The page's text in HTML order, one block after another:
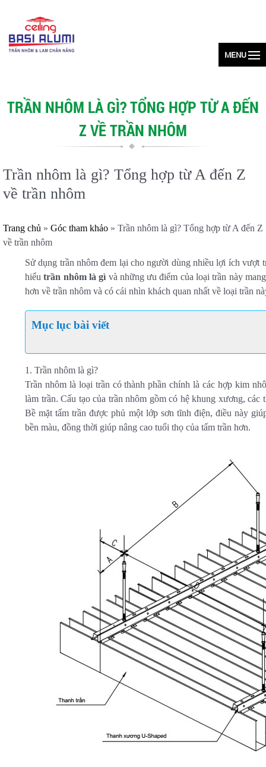
MENU
TRẦN NHÔM LÀ GÌ? TỔNG HỢP TỪ A ĐẾN
Z VỀ TRẦN NHÔM
Trần nhôm là gì? Tổng hợp từ A đến Z
về trần nhôm
Trang chủ » Góc tham khảo » Trần nhôm là gì? Tổng hợp từ A đến Z
về trần nhôm
Sử dụng trần nhôm đem lại cho người dùng nhiều lợi ích vượt
hiểutrần nhôm là gì và những ưu điểm của loại trần này
hơn về trần nhôm và có cái nhìn khách quan nhất về loại trần
Mục lục bài viết
1. Trần nhôm là gì?
Trần nhôm là loại trần có thành phần chính là các hợp kim
làm trần. Cấu tạo của trần nhôm gồm có hệ khung xương,
Bề mặt tấm trần được phủ một lớp sơn tĩnh điện, điều này
bền màu, đồng thời giúp nâng cao tuổi thọ của tấm trần hơn.